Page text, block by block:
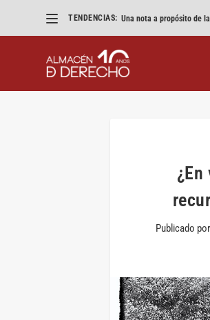
TENDENCIAS: Una nota a propósito de
Publicado por